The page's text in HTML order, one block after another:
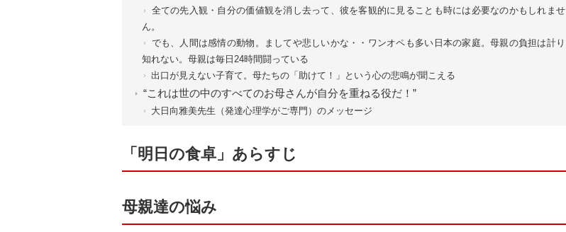
全ての先入観・自分の価値観を消し去って、彼を客観的に見ることも時には必要なのかもしれませ
ん。
でも、人間は感情の動物。ましてや悲しいかな・・ワンオペも多い日本の家庭。母親の負担は計り
知れない。母親は毎日24時間闘っている
出口が見えない子育て。母たちの「助けて！」という心の悲鳴が聞こえる
“これは世の中のすべてのお母さんが自分を重ねる役だ！”
大日向雅美先生（発達心理学がご専門）のメッセージ
「明日の食卓」あらすじ
母親達の悩み